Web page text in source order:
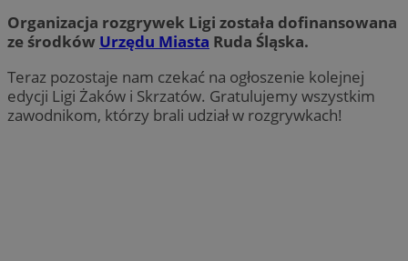
Organizacja rozgrywek Ligi została dofinansowana
ze środków Urzędu Miasta Ruda Śląska.
Teraz pozostaje nam czekać na ogłoszenie kolejnej
edycji Ligi Żaków i Skrzatów. Gratulujemy wszystkim
zawodnikom, którzy brali udział w rozgrywkach!